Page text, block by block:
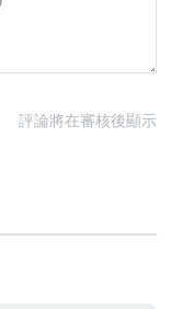
評論將在審核後顯示